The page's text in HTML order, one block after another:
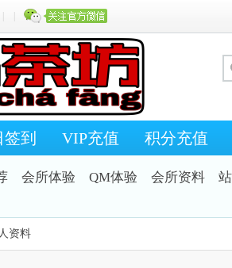
到 VIP充值 积分充值
会所体验 QM体验 会所资料
资料